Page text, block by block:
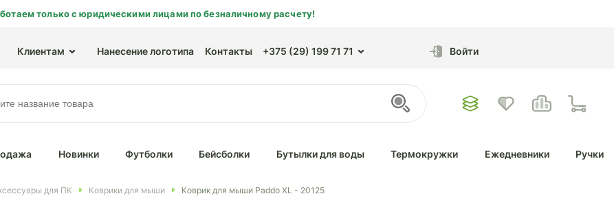
только с юридическими лицами по безналичному расчету!
Клиентам Нанесение логотипа Контакты +375 (29) 199 71 71 Войти
Новинки Футболки Бейсболки Бутылки для воды Термокружки Ежедневники Ручки
для ПК Коврики для мыши Коврик для мыши Paddo ХL - 20125